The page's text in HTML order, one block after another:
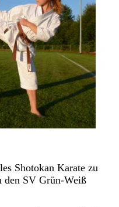
Shotokan Karate zu
den SV Grün-Weiß